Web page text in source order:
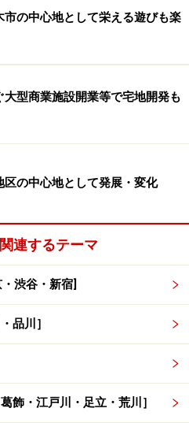
す。
東武東上線川越駅の構内に
今年9月26日には新規の3店
営業しています。東武東上線
ングエリアで、スイーツの
雑貨など、おしゃれに関心の
トにしたお店が並んでいま
る駅ビル・蒲田東急プラザも
従来から進められていた耐震
3階を大幅にリニューアルし
後半からの流行に敏感なミ
ョンテナントを充実させたと
蒲田駅東口にあったパリオ、
市の中心地として栄える遊びも楽
大型商業施設開業等で宅地開発も
区の中心地として発展・変化
連するテーマ
渋谷・新宿]
品川］
飾・江戸川・足立・荒川］